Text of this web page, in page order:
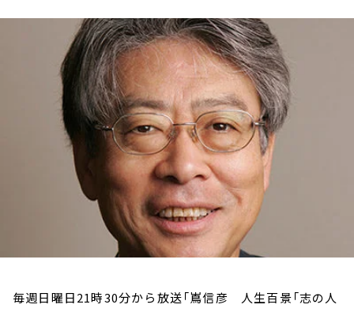
お知らせ
イベント・グッズ
YouTube
会社情報
毎週日曜日21時30分から放送「嶌信彦 人生百景「志の人